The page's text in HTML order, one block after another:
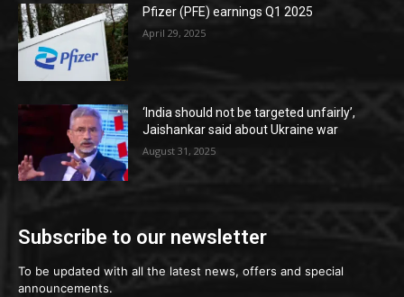
Pfizer (PFE) earnings Q1 2025
April 29, 2025
‘India should not be targeted unfairly’,
Jaishankar said about Ukraine war
August 31, 2025
Subscribe to our newsletter
To be updated with all the latest news, offers and special
announcements.